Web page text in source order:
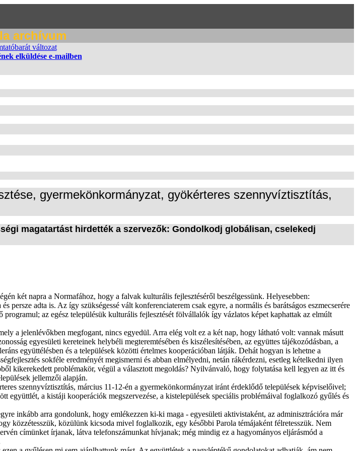
archívum
változat
elküldése e-mailben
gyermekönkormányzat, gyökérteres szennyvíztisztítás,
magatartást hirdették a szervezők: Gondolkodj globálisan, cselekedj
két napra a Normafához, hogy a falvak kulturális fejlesztéséről beszélgessünk. Helyesebben:
adta is. Az így szükségessé vált konferenciaterem csak egyre, a normális és barátságos eszmecserére
az egész településük kulturális fejlesztését fölvállalók így vázlatos képet kaphattak az elmúlt
a jelenlévőkben megfogant, nincs egyedül. Arra elég volt ez a két nap, hogy látható volt: vannak másutt
egyesületi kereteinek helybéli megteremtésében és kiszélesítésében, az együttes tájékozódásban, a
együttélésben és a települések közötti értelmes kooperációban látják. Dehát hogyan is lehetne a
sokféle eredményét megismerni és abban elmélyedni, netán rákérdezni, esetleg kételkedni ilyen
kikerekedett problémakör, végül a választott megoldás? Nyilvánvaló, hogy folytatása kell legyen az itt és
jellemzői alapján.
szennyvíztisztítás, március 11-12-én a gyermekönkormányzat iránt érdeklődő települések képviselőivel;
együttlét, a kistáji kooperációk megszervezése, a kistelepülések speciális problémáival foglalkozó gyűlés és
inkább arra gondolunk, hogy emlékezzen ki-ki maga - egyesületi aktivistaként, az adminisztrációra már
közzétesszük, közülünk kicsoda mivel foglalkozik, egy későbbi Parola témájaként félretesszük. Nem
címünket írjanak, látva telefonszámunkat hívjanak; még mindig ez a hagyományos eljárásmód a